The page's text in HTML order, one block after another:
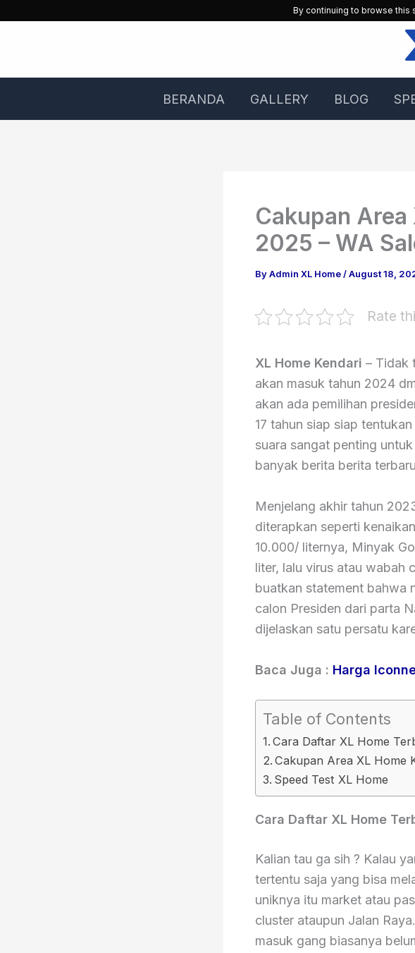
BERANDA GALLERY BLOG
Cakupan Area
2025 – WA
ByAdmin XL Home/August 18,
Rate
XL Home Kendari – Tidak
akan masuk tahun 2024
akan ada pemilihan
17 tahun siap siap
suara sangat penting
banyak berita berita
Menjelang akhir tahun
diterapkan seperti
10.000/ liternya, Minyak
liter, lalu virus atau wabah
buatkan statement bahwa
calon Presiden dari parta
dijelaskan satu persatu
Baca Juga : Harga
Table of Contents
Cara Daftar XL Home
Cakupan Area XL Home
Speed Test XL Home
Cara Daftar XL Home
Kalian tau ga sih ? Kalau
tertentu saja yang bisa
uniknya itu market atau
cluster ataupun Jalan
masuk gang biasanya
By continuing to browse this